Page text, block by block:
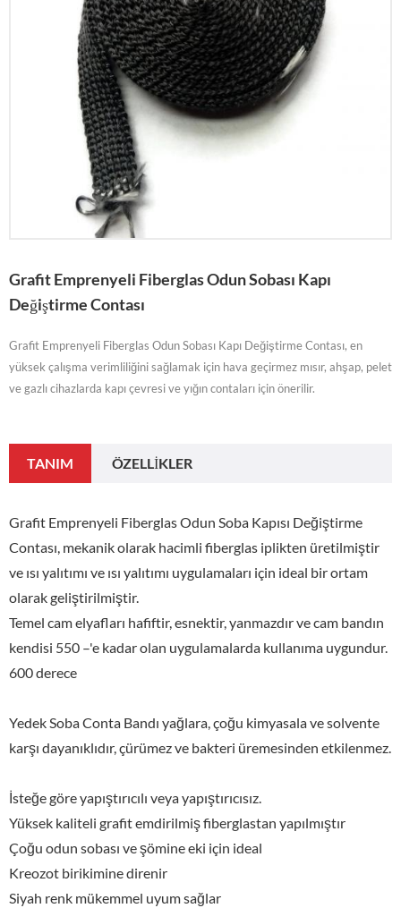
Grafit Emprenyeli Fiberglas Odun Sobası Kapı
Değiştirme Contası
Grafit Emprenyeli Fiberglas Odun Sobası Kapı Değiştirme Contası, en
yüksek çalışma verimliliğini sağlamak için hava geçirmez mısır, ahşap, pelet
ve gazlı cihazlarda kapı çevresi ve yığın contaları için önerilir.
TANIM ÖZELLIKLER
Grafit Emprenyeli Fiberglas Odun Soba Kapısı Değiştirme
Contası, mekanik olarak hacimli fiberglas iplikten üretilmiştir
ve ısı yalıtımı ve ısı yalıtımı uygulamaları için ideal bir ortam
olarak geliştirilmiştir.
Temel cam elyafları hafiftir, esnektir, yanmazdır ve cam bandın
kendisi 550 –'e kadar olan uygulamalarda kullanıma uygundur.
600 derece
Yedek Soba Conta Bandı yağlara, çoğu kimyasala ve solvente
karşı dayanıklıdır, çürümez ve bakteri üremesinden etkilenmez.
İsteğe göre yapıştırıcılı veya yapıştırıcısız.
Yüksek kaliteli grafit emdirilmiş fiberglastan yapılmıştır
Çoğu odun sobası ve şömine eki için ideal
Kreozot birikimine direnir
Siyah renk mükemmel uyum sağlar